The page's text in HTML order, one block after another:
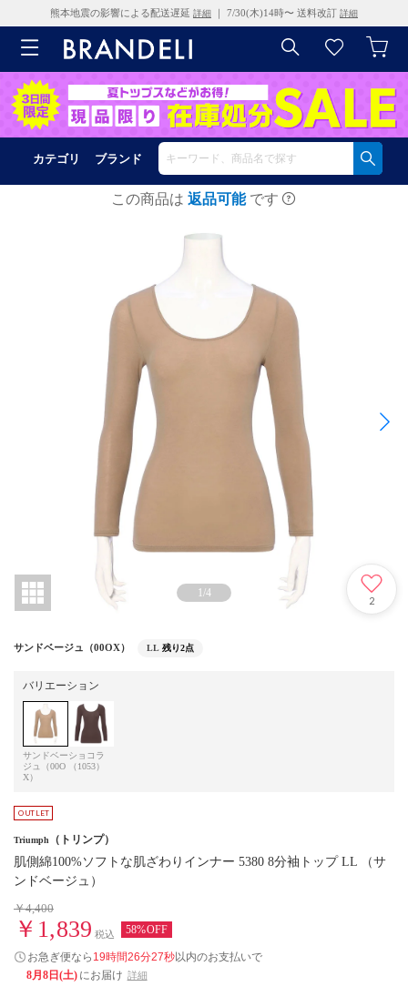
熊本地震の影響による配送遅延 詳細 ｜ 7/30(木)14時〜 送料改訂 詳細
カテゴリ ブランド
この商品は 返品可能 です
1/4
2
サンドベージュ（00OX） LL 残り2点
バリエーション
サンドベー
ジュ（00O
X）
ショコラ
（1053）
Triumph （トリンプ）
肌側綿100%ソフトな肌ざわりインナー 5380 8分袖トップ LL （サ
ンドベージュ）
￥4,400
￥1,839 税込 58%OFF
お急ぎ便なら 19時間26分26秒以内のお支払いで
8月8日(土) にお届け 詳細